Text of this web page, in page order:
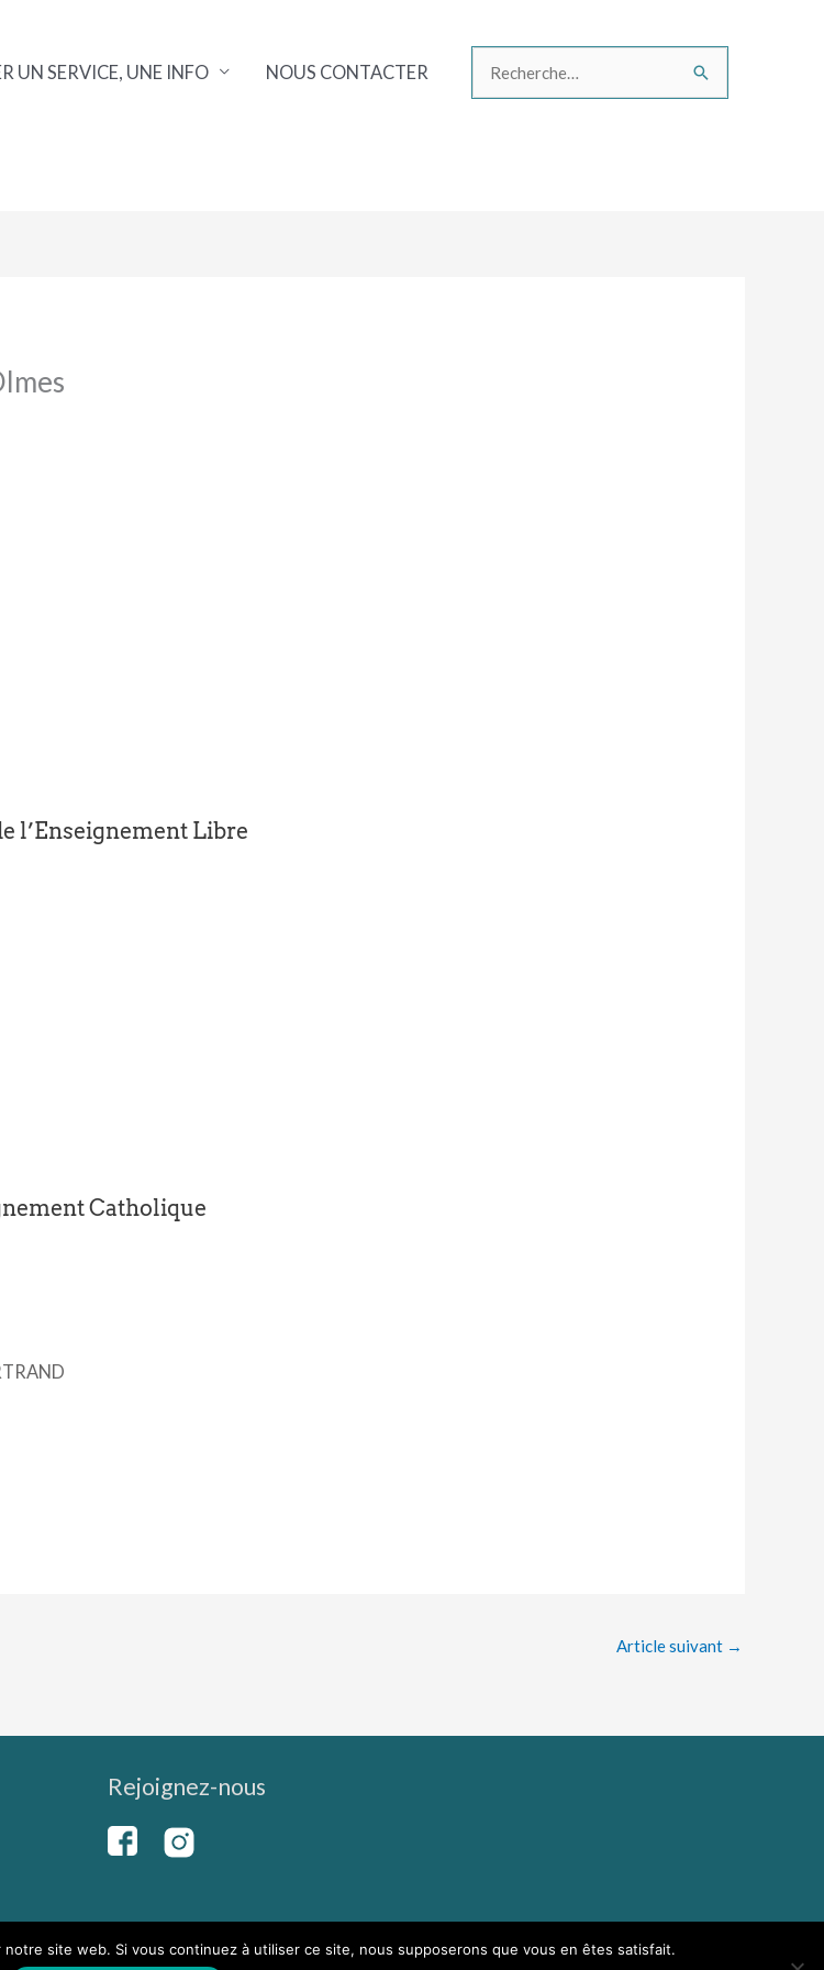
UN SERVICE, UNE INFO NOUS CONTACTER Rechercher :
l’Enseignement Libre
Catholique
Article suivant →
Rejoignez-nous
site web. Si vous continuez à utiliser ce site, nous supposerons que vous en êtes satisfait.